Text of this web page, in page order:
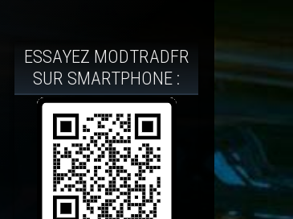
ESSAYEZ MODTRADFR
SUR SMARTPHONE :